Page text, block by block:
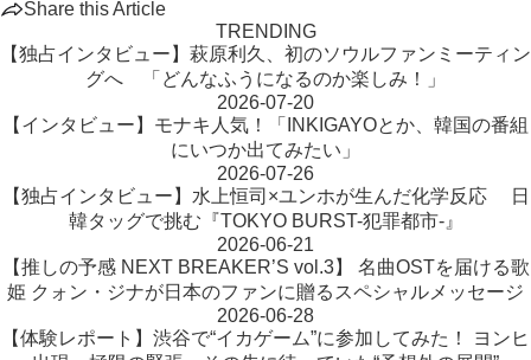
Share this Article
TRENDING
【独占インタビュー】萩原利久、初のソウルファンミーティン
グへ 「どんなふうになるのか楽しみ！」
2026-07-20
【インタビュー】モナキ人気！「INKIGAYOとか、韓国の番組
にいつか出てみたい」
2026-07-26
【独占インタビュー】水上恒司×ユンホが生んだ化学反応 日
韓タッグで挑む『TOKYO BURST-犯罪都市-』
2026-06-21
【推しの予感 NEXT BREAKER’S vol.3】 名曲OSTを届ける歌
姫 クォン・ジナが日本のファンに贈るスペシャルメッセージ
2026-06-28
【体験レポート】渋谷で“イカゲーム”に参加してみた！ ヨンヒ